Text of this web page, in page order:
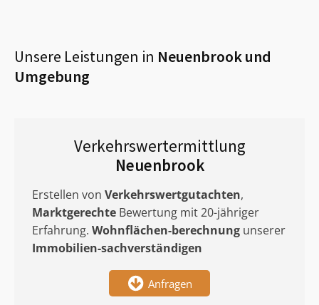
Unsere Leistungen in Neuenbrookund
Umgebung
Verkehrswertermittlung
Neuenbrook
Erstellen von Verkehrswertgutachten,
Marktgerechte Bewertung mit 20-jähriger
Erfahrung. Wohnflächen-berechnung unserer
Immobilien-sachverständigen
Anfragen